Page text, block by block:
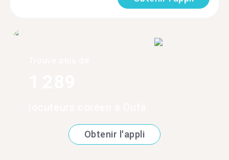
Obtenir l'appli